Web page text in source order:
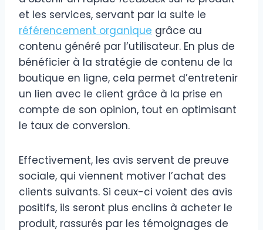
et les services, servant par la suite le
référencement organique grâce au
contenu généré par l’utilisateur. En plus de
bénéficier à la stratégie de contenu de la
boutique en ligne, cela permet d’entretenir
un lien avec le client grâce à la prise en
compte de son opinion, tout en optimisant
le taux de conversion.
Effectivement, les avis servent de preuve
sociale, qui viennent motiver l’achat des
clients suivants. Si ceux-ci voient des avis
positifs, ils seront plus enclins à acheter le
produit, rassurés par les témoignages de